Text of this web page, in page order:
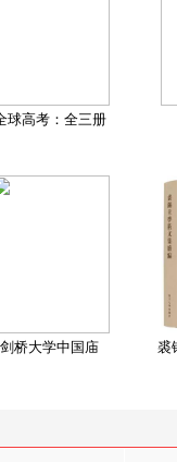
球高考：全三册
剑桥大学中国庙 裘